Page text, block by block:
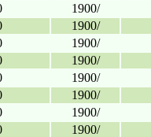
1900/
1900/
1900/
1900/
1900/
1900/
1900/
1900/